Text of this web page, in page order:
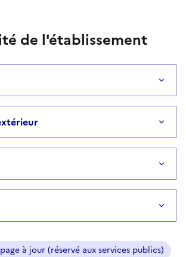
de l'établissement
à jour (réservé aux services publics)